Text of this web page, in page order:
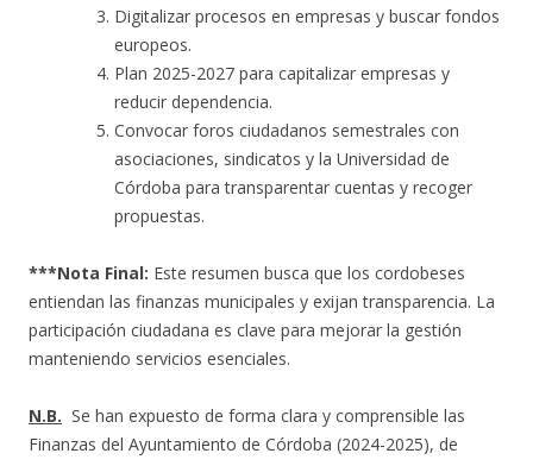
Digitalizar procesos en empresas y buscar fondos
europeos.
Plan 2025-2027 para capitalizar empresas y
reducir dependencia.
Convocar foros ciudadanos semestrales con
asociaciones, sindicatos y la Universidad de
Córdoba para transparentar cuentas y recoger
propuestas.
***Nota Final: Este resumen busca que los cordobeses
entiendan las finanzas municipales y exijan transparencia. La
participación ciudadana es clave para mejorar la gestión
manteniendo servicios esenciales.
N.B. Se han expuesto de forma clara y comprensible las
Finanzas del Ayuntamiento de Córdoba (2024-2025), de